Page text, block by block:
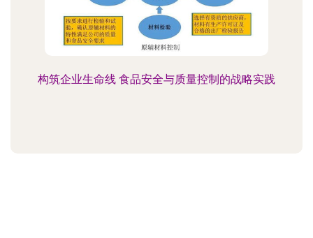
构筑企业生命线 食品安全与质量控制的战略实践